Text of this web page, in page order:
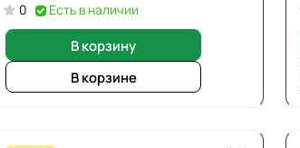
0 Есть в наличии
В корзину
В корзине